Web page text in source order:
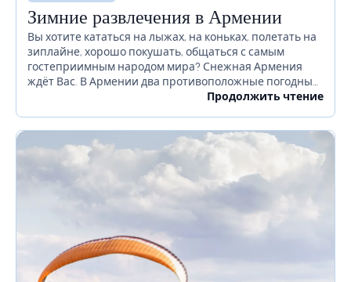
Зимние развлечения в Армении
Вы хотите кататься на лыжах, на коньках, полетать на
зиплайне, хорошо покушать, общаться с самым
гостеприимным народом мира? Снежная Армения
ждёт Вас. В Армении два противоположные погодные
условия: слишком жаркое лето и слишком холодная
Продолжить чтение